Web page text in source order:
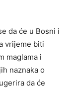
da će u Bosni i
vrijeme biti
maglama i
naznaka o
da će